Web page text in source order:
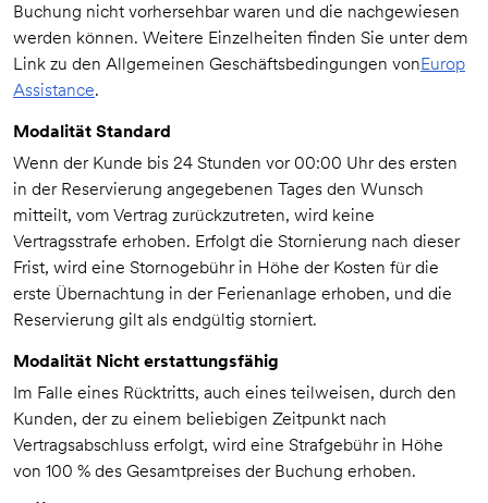
Buchung nicht vorhersehbar waren und die nachgewiesen
werden können. Weitere Einzelheiten finden Sie unter dem
Link zu den Allgemeinen Geschäftsbedingungen vonEurop
Assistance.
Modalität Standard
Wenn der Kunde bis 24 Stunden vor 00:00 Uhr des ersten
in der Reservierung angegebenen Tages den Wunsch
mitteilt, vom Vertrag zurückzutreten, wird keine
Vertragsstrafe erhoben. Erfolgt die Stornierung nach dieser
Frist, wird eine Stornogebühr in Höhe der Kosten für die
erste Übernachtung in der Ferienanlage erhoben, und die
Reservierung gilt als endgültig storniert.
Modalität Nicht erstattungsfähig
Im Falle eines Rücktritts, auch eines teilweisen, durch den
Kunden, der zu einem beliebigen Zeitpunkt nach
Vertragsabschluss erfolgt, wird eine Strafgebühr in Höhe
von 100 % des Gesamtpreises der Buchung erhoben.